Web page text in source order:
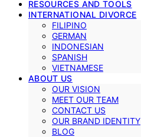
RESOURCES AND TOOLS
INTERNATIONAL DIVORCE
FILIPINO
GERMAN
INDONESIAN
SPANISH
VIETNAMESE
ABOUT US
OUR VISION
MEET OUR TEAM
CONTACT US
OUR BRAND IDENTITY
BLOG